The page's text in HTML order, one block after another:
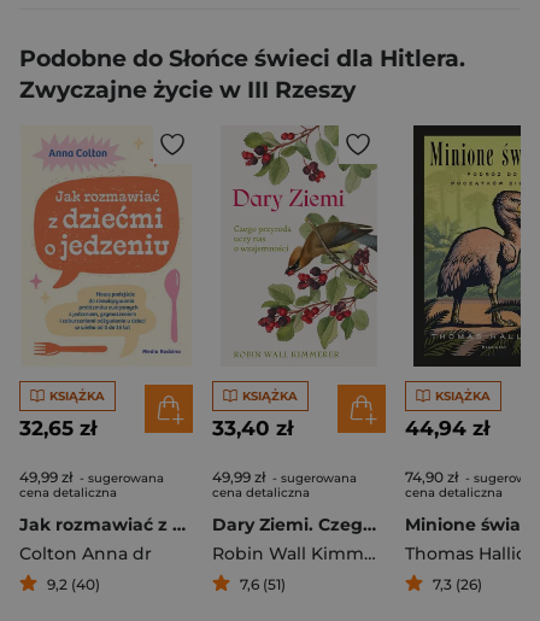
Podobne do Słońce świeci dla Hitlera.
Zwyczajne życie w III Rzeszy
KSIĄŻKA
32,65 zł
49,99 zł - sugerowana
cena detaliczna
Jak rozmawiać z dziećmi o jedzeniu. Nowe podejście do rozwiązywania problemów związanych z jedzeniem, grymaszeniem i zaburzeniami odżywiania u dzieci w wieku 0 do 16 lat
Colton Anna dr
9,2 (40)
KSIĄŻKA
33,40 zł
49,99 zł - sugerowana
cena detaliczna
Dary Ziemi. Czego przyroda uczy nas o wzajemności
Robin Wall Kimmerer
7,6 (51)
KSIĄŻKA
44,94 zł
74,90 zł -
cena detaliczna
Thomas
7,3 (26)